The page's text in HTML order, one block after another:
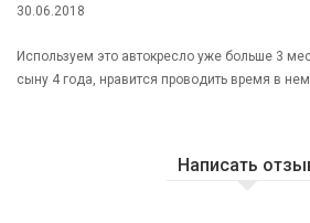
30.06.2018
Используем это автокресло уже больше 3
сыну 4 года, нравится проводить время в
Написать